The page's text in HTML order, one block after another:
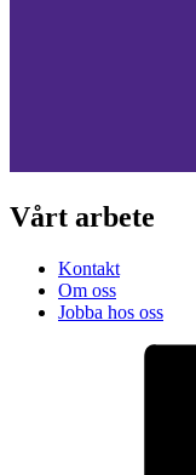
Vårt arbete
Kontakt
Om oss
Jobba hos oss